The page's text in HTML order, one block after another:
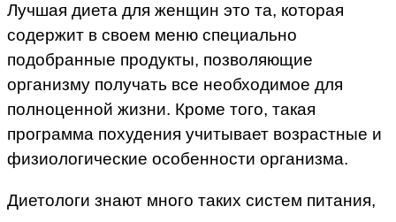
Лучшая диета для женщин это та, которая
содержит в своем меню специально
подобранные продукты, позволяющие
организму получать все необходимое для
полноценной жизни. Кроме того, такая
программа похудения учитывает возрастные и
физиологические особенности организма.
Диетологи знают много таких систем питания,